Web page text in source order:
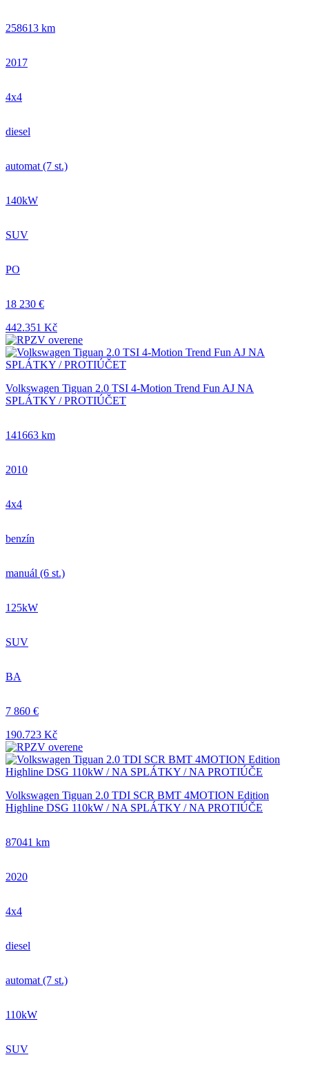
258613 km
2017
4x4
diesel
automat (7 st.)
140kW
SUV
PO
18 230 €
442.351 Kč
Volkswagen Tiguan 2.0 TSI 4-Motion Trend Fun AJ NA
SPLÁTKY / PROTIÚČET
141663 km
2010
4x4
benzín
manuál (6 st.)
125kW
SUV
BA
7 860 €
190.723 Kč
Volkswagen Tiguan 2.0 TDI SCR BMT 4MOTION Edition
Highline DSG 110kW / NA SPLÁTKY / NA PROTIÚČE
87041 km
2020
4x4
diesel
automat (7 st.)
110kW
SUV